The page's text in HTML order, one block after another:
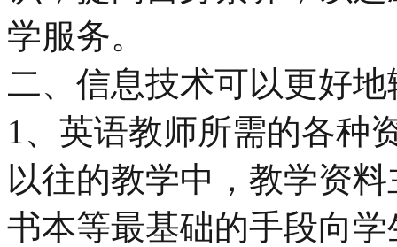
学服务。
二、信息技术可以更好
1、英语教师所需的各种
以往的教学中，教学资
书本等最基础的手段向